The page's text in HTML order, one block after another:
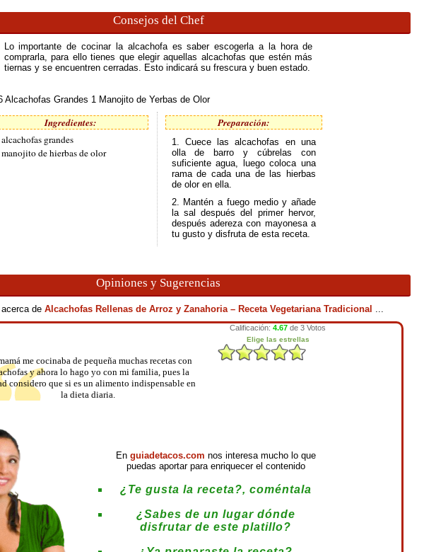
Consejos del Chef
Lo importante de cocinar la alcachofa es saber escogerla a la hora de
comprarla, para ello tienes que elegir aquellas alcachofas que estén más
tiernas y se encuentren cerradas. Esto indicará su frescura y buen estado.
Alcachofas Grandes 1 Manojito de Yerbas de Olor
Ingredientes:
grandes
de hierbas de olor
Preparación:
1. Cuece las alcachofas en una
olla de barro y cúbrelas con
suficiente agua, luego coloca una
rama de cada una de las hierbas
de olor en ella.
2. Mantén a fuego medio y añade
la sal después del primer hervor,
después adereza con mayonesa a
tu gusto y disfruta de esta receta.
Opiniones y Sugerencias
de Alcachofas Rellenas de Arroz y Zanahoria – Receta Vegetariana Tradicional ...
me cocinaba de pequeña muchas recetas con
y ahora lo hago yo con mi familia, pues la
considero que si es un alimento indispensable en
la dieta diaria.
En guiadetacos.com nos interesa mucho lo que
puedas aportar para enriquecer el contenido
¿Te gusta la receta?, coméntala
¿Sabes de un lugar dónde
disfrutar de este platillo?